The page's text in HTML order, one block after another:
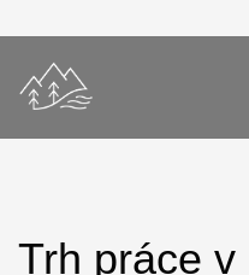
Trh práce